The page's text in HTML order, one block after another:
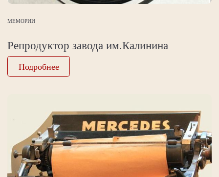
МЕМОРИИ
Репродуктор завода им.Калинина
Подробнее